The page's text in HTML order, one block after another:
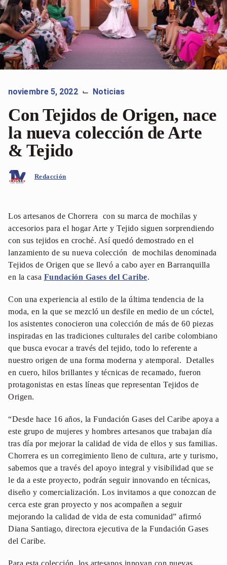
noviembre 5, 2022 ⌙ Noticias
Con Tejidos de Origen, nace
la nueva colección de Arte
& Tejido
Redacción
Los artesanos de Chorrera con su marca de mochilas y
accesorios para el hogar Arte y Tejido siguen sorprendiendo
con sus tejidos en croché. Así quedó demostrado en el
lanzamiento de su nueva colección de mochilas denominada
Tejidos de Origen que se llevó a cabo ayer en Barranquilla
en la casa Fundación Gases del Caribe.
Con una experiencia al estilo de la última tendencia de la
moda, en la que se mezcló un desfile en medio de un cóctel,
los asistentes conocieron una colección de más de 60 piezas
inspiradas en las tradiciones culturales del caribe colombiano
que busca evocar a través del tejido, todo lo referente a
nuestro origen de una forma moderna y atemporal. Detalles
en cuero, hilos brillantes y técnicas de recamado, fueron
protagonistas en estas líneas que representan Tejidos de
Origen.
“Desde hace 16 años, la Fundación Gases del Caribe apoya a
este grupo de mujeres y hombres artesanos que trabajan día
tras día por mejorar la calidad de vida de ellos y sus familias.
Chorrera es un corregimiento lleno de cultura, arte y turismo,
sabemos que a través del apoyo integral y visibilidad que se
le da a este proyecto, podrán seguir innovando en técnicas,
diseño y comercialización. Los invitamos a que conozcan de
cerca este gran proyecto y nos acompañen a seguir
mejorando la calidad de vida de esta comunidad” afirmó
Diana Santiago, directora ejecutiva de la Fundación Gases
del Caribe.
Para esta colección, los artesanos innovan con nuevas